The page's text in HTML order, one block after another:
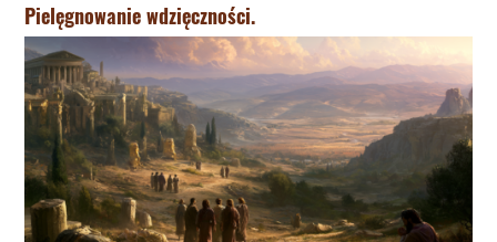
Pielęgnowanie wdzięczności.